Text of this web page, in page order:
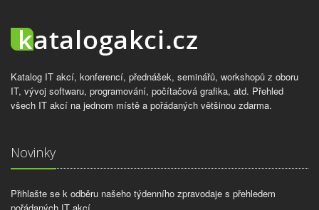
Katalog IT akcí, konferencí, přednášek, seminářů, workshopů z oboru
IT, vývoj softwaru, programování, počítačová grafika, atd. Přehled
všech IT akcí na jednom místě a pořádaných většinou zdarma.
Novinky
Přihlašte se k odběru našeho týdenního zpravodaje s přehledem